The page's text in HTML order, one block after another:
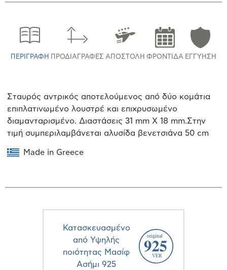
ΠΕΡΙΓΡΑΦΉ ΠΡΟΔΙΑΓΡΑΦΈΣ ΑΠΟΣΤΟΛΉ ΦΡΟΝΤΊΔΑ ΕΓΓΎΗΣΗ
Σταυρός αντρικός αποτελούμενος από δύο κομάτια
επιπλατινωμένο λουστρέ και επιχρυσωμένο
διαμανταρισμένο. Διαστάσεις 31 mm X 18 mm.Στην
τιμή συμπεριλαμβάνεται αλυσίδα βενετσιάνα 50 cm
Made in Greece
Κατασκευασμένο
από Υψηλής
ποιότητας Μασίφ
Ασήμι 925